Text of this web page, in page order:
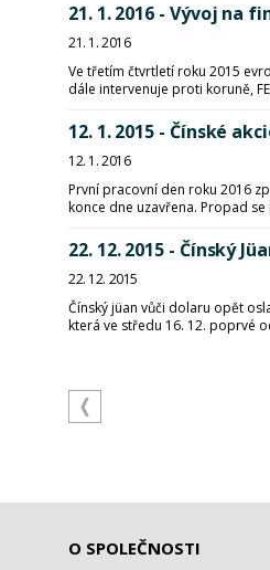
21. 1. 2016 - Vývoj na
21. 1. 2016
Ve třetím čtvrtletí roku 2015
dále intervenuje proti koruně,
12. 1. 2015 - Čínské
12. 1. 2016
První pracovní den roku 2016
konce dne uzavřena. Propad
22. 12. 2015 - Čínský
22. 12. 2015
Čínský jüan vůči dolaru opět
která ve středu 16. 12. poprvé
O SPOLEČNOSTI